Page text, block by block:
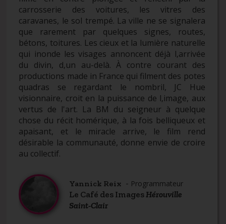
carrosserie des voitures, les vitres des
caravanes, le sol trempé. La ville ne se signalera
que rarement par quelques signes, routes,
bétons, toitures. Les cieux et la lumière naturelle
qui inonde les visages annoncent déjà l‚arrivée
du divin, d‚un au-delà. À contre courant des
productions made in France qui filment des potes
quadras se regardant le nombril, JC Hue
visionnaire, croit en la puissance de l‚image, aux
vertus de l'art. La BM du seigneur à quelque
chose du récit homérique, à la fois belliqueux et
apaisant, et le miracle arrive, le film rend
désirable la communauté, donne envie de croire
au collectif.
Yannick Reix - Programmateur
Le Café des ImagesHérouville
Saint-Clair